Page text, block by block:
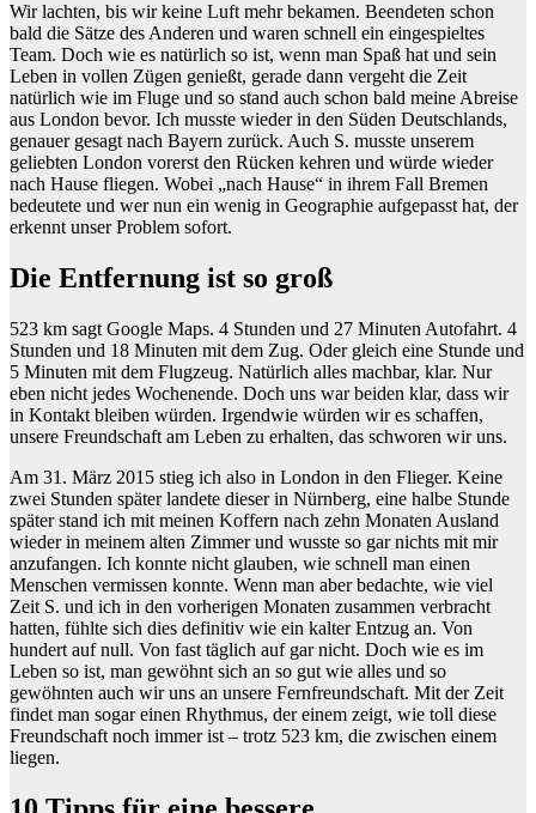
Wir lachten, bis wir keine Luft mehr bekamen. Beendeten schon
bald die Sätze des Anderen und waren schnell ein eingespieltes
Team. Doch wie es natürlich so ist, wenn man Spaß hat und sein
Leben in vollen Zügen genießt, gerade dann vergeht die Zeit
natürlich wie im Fluge und so stand auch schon bald meine Abreise
aus London bevor. Ich musste wieder in den Süden Deutschlands,
genauer gesagt nach Bayern zurück. Auch S. musste unserem
geliebten London vorerst den Rücken kehren und würde wieder
nach Hause fliegen. Wobei „nach Hause“ in ihrem Fall Bremen
bedeutete und wer nun ein wenig in Geographie aufgepasst hat, der
erkennt unser Problem sofort.
Die Entfernung ist so groß
523 km sagt Google Maps. 4 Stunden und 27 Minuten Autofahrt. 4
Stunden und 18 Minuten mit dem Zug. Oder gleich eine Stunde und
5 Minuten mit dem Flugzeug. Natürlich alles machbar, klar. Nur
eben nicht jedes Wochenende. Doch uns war beiden klar, dass wir
in Kontakt bleiben würden. Irgendwie würden wir es schaffen,
unsere Freundschaft am Leben zu erhalten, das schworen wir uns.
Am 31. März 2015 stieg ich also in London in den Flieger. Keine
zwei Stunden später landete dieser in Nürnberg, eine halbe Stunde
später stand ich mit meinen Koffern nach zehn Monaten Ausland
wieder in meinem alten Zimmer und wusste so gar nichts mit mir
anzufangen. Ich konnte nicht glauben, wie schnell man einen
Menschen vermissen konnte. Wenn man aber bedachte, wie viel
Zeit S. und ich in den vorherigen Monaten zusammen verbracht
hatten, fühlte sich dies definitiv wie ein kalter Entzug an. Von
hundert auf null. Von fast täglich auf gar nicht. Doch wie es im
Leben so ist, man gewöhnt sich an so gut wie alles und so
gewöhnten auch wir uns an unsere Fernfreundschaft. Mit der Zeit
findet man sogar einen Rhythmus, der einem zeigt, wie toll diese
Freundschaft noch immer ist – trotz 523 km, die zwischen einem
liegen.